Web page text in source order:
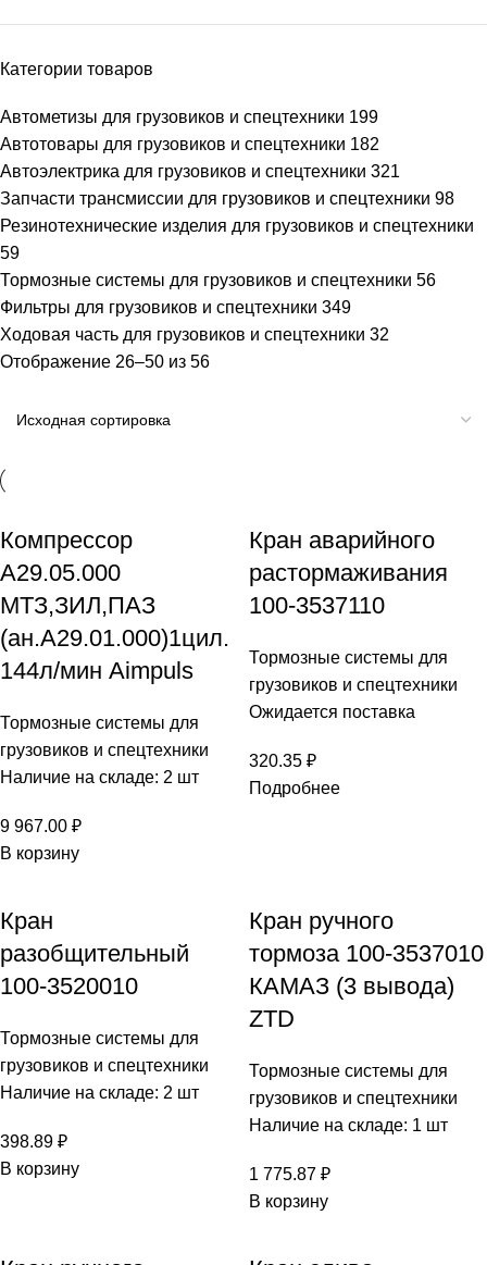
Категории товаров
Автометизы для грузовиков и спецтехники 199
Автотовары для грузовиков и спецтехники 182
Автоэлектрика для грузовиков и спецтехники 321
Запчасти трансмиссии для грузовиков и спецтехники 98
Резинотехнические изделия для грузовиков и спецтехники
59
Тормозные системы для грузовиков и спецтехники 56
Фильтры для грузовиков и спецтехники 349
Ходовая часть для грузовиков и спецтехники 32
Отображение 26–50 из 56
Компрессор
А29.05.000
МТЗ,ЗИЛ,ПАЗ
(ан.А29.01.000)1цил.
144л/мин Aimpuls
Тормозные системы для
грузовиков и спецтехники
Наличие на складе: 2 шт
9 967.00 ₽
В корзину
Кран аварийного
растормаживания
100-3537110
Тормозные системы для
грузовиков и спецтехники
Ожидается поставка
320.35 ₽
Подробнее
Кран
разобщительный
100-3520010
Тормозные системы для
грузовиков и спецтехники
Наличие на складе: 2 шт
398.89 ₽
В корзину
Кран ручного
тормоза 100-3537010
КАМАЗ (3 вывода)
ZTD
Тормозные системы для
грузовиков и спецтехники
Наличие на складе: 1 шт
1 775.87 ₽
В корзину